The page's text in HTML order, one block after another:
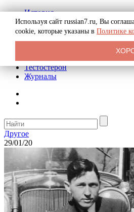
История
Биография
Криминал
Реклама на сайте
Тестостерон
Журналы
Другое
29/01/20
Используя сайт russian7.ru, Вы
cookie, которые указаны в Политике